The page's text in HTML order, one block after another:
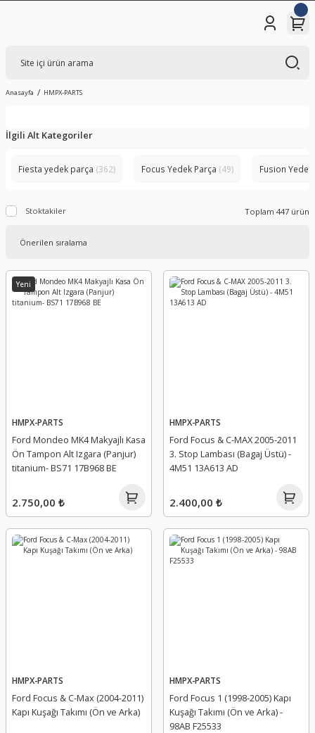
Anasayfa HMPX-PARTS
İlgili Alt Kategoriler
Fiesta yedek parça (362) Focus Yedek Parça (49) Fusion
Stoktakiler Toplam 447 ürün
Yeni
HMPX-PARTS
Ford Mondeo MK4 Makyajlı Kasa
Ön Tampon Alt Izgara (Panjur)
titanium- BS71 17B968 BE
2.750,00 ₺
HMPX-PARTS
Ford Focus & C-MAX 2005-2011
3. Stop Lambası (Bagaj Üstü) -
4M51 13A613 AD
2.400,00 ₺
HMPX-PARTS
Ford Focus & C-Max (2004-2011)
Kapı Kuşağı Takımı (Ön ve Arka)
HMPX-PARTS
Ford Focus 1 (1998-2005) Kapı
Kuşağı Takımı (Ön ve Arka) -
98AB F25533